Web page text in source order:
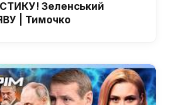
Зеленський
| Тимочко